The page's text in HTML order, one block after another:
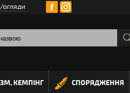
огляди
КЕМПІНГ СПОРЯДЖЕННЯ